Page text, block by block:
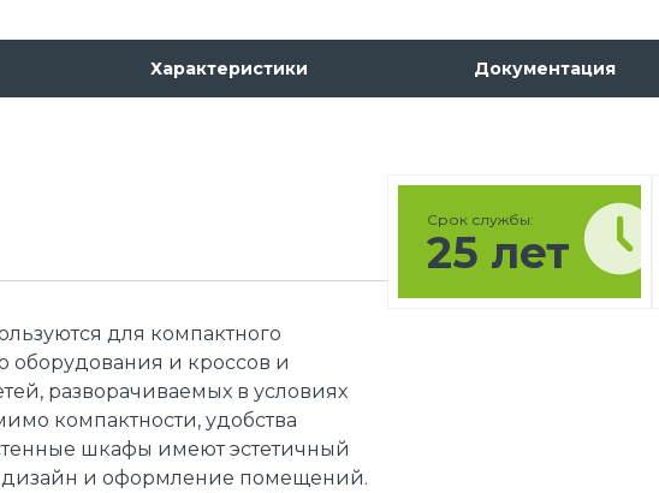
Характеристики Документация
для компактного
оборудования и кроссов и
разворачиваемых в условиях
компактности, удобства
шкафы имеют эстетичный
и оформление помещений.
Срок службы:
25 лет